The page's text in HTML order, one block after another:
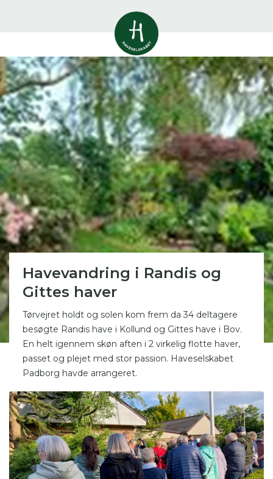
Havestof
0resultater
Arrangementer
0resultater
Shop
0resultater
Åbne haver
resultater
Du skal indtaste minimum 3
tegn for at se resultater
Her kan du søge i hele vores katalog af
artikler, arrangementer, produkter og åbne
haver.
Havevandring i Randis og
Gittes haver
Tørvejret holdt og solen kom frem da 34 deltagere
besøgte Randis have i Kollund og Gittes have i Bov.
En helt igennem skøn aften i 2 virkelig flotte haver,
passet og plejet med stor passion. Haveselskabet
Padborg havde arrangeret.